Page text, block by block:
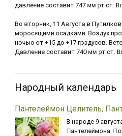
давление составит 747 мм рт.ст.
Во вторник, 11 Августа в
моросящими осадками. Воздух
ночью от +15 до +17 градусов.
Давление составит 740 мм рт.ст.
Народный календарь
Пантелеймон Целитель,
В народе 9
Пантелеймона.